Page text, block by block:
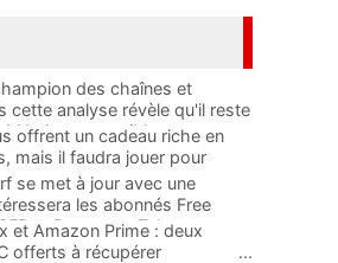
des chaînes et
cette analyse révèle qu'il reste
ajouts possibles
offrent un cadeau riche en
mais il faudra jouer pour
se met à jour avec une
les abonnés Free
et Bouygues Telecom
et Amazon Prime : deux
offerts à récupérer
...